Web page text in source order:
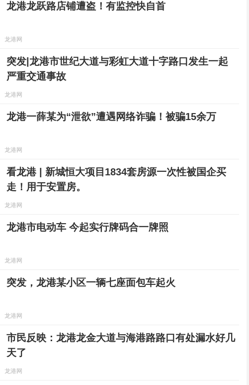
龙港龙跃路店铺遭盗！有监控快自首
龙港网
突发|龙港市世纪大道与彩虹大道十字路口发生一起
严重交通事故
龙港网
龙港一薛某为“泄欲”遭遇网络诈骗！被骗15余万
龙港网
看龙港 | 新城恒大项目1834套房源一次性被国企买
走！用于安置房。
龙港网
龙港市电动车 今起实行牌码合一牌照
龙港网
突发，龙港某小区一辆七座面包车起火
龙港网
市民反映：龙港龙金大道与海港路路口有处漏水好几
天了
龙港网